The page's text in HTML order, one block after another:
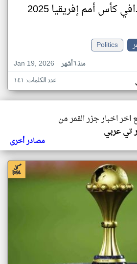
كأس أمم إفريقيا 2025
Politics
Jan 19, 2026
منذ ٦ أشهر
عدد الكلمات: ١٤١
اخر اخبار جزر القمر من
تي عربي
مصادر أخرى